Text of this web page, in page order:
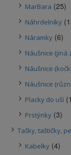
MarBara (25)
Náhrdelníky
Náramky (6)
Náušnice (jiná
Náušnice
Náušnice
Placky do uší
Prstýnky (3)
Tašky, taštičky,
Kabelky (4)